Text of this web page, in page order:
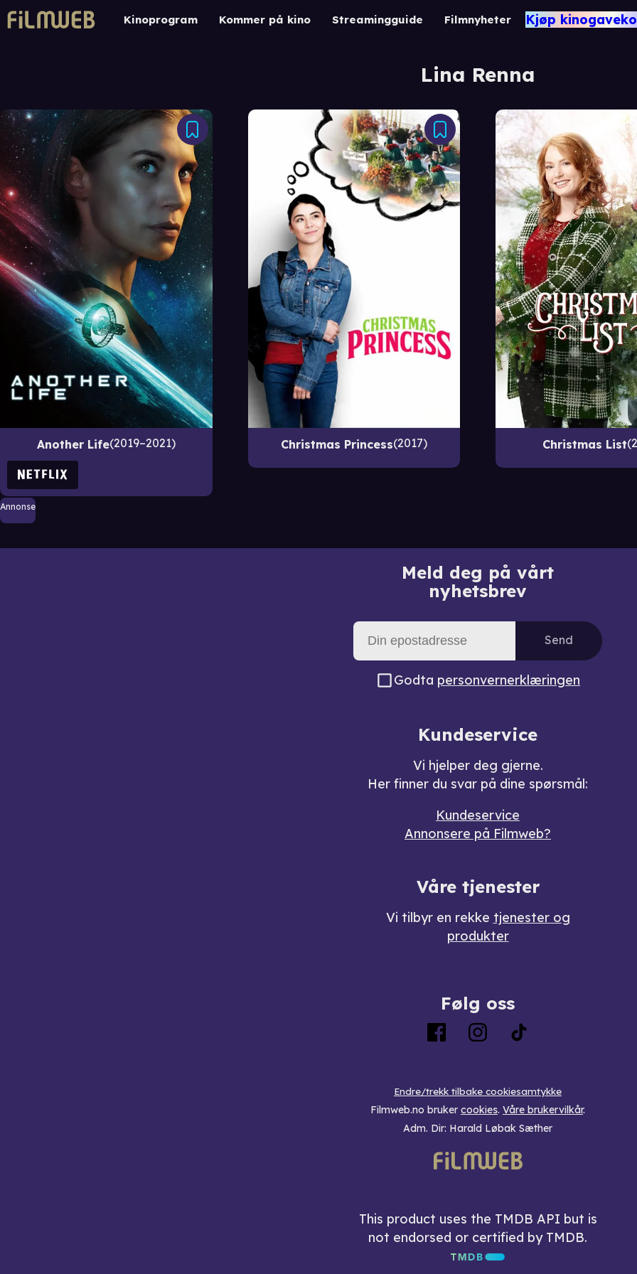
Kinoprogram Kommer på kino Streamingguide Filmnyheter Kjøp
Lina Renna
Another Life 2019–2021 Christmas Princess 2017 Christmas List
Annonse
Meld deg på vårt
nyhetsbrev
Send
Godta personvernerklæringen
Kundeservice
Vi hjelper deg gjerne.
Her finner du svar på dine spørsmål:
Kundeservice
Annonsere på Filmweb?
Våre tjenester
Vi tilbyr en rekke tjenester og
produkter
Følg oss
Endre/trekk tilbake cookiesamtykke
Filmweb.no bruker cookies. Våre brukervilkår.
Adm. Dir: Harald Løbak Sæther
This product uses the TMDB API but is
not endorsed or certified by TMDB.